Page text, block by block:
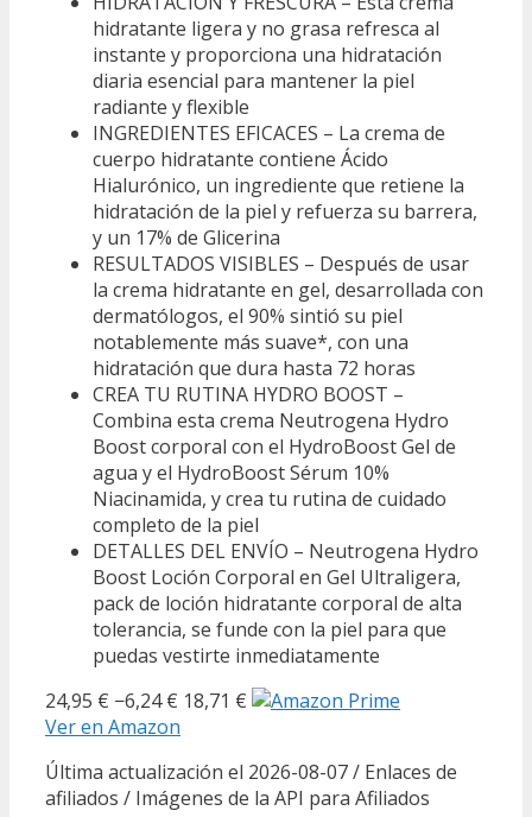
hidratante ligera y no grasa refresca al
instante y proporciona una hidratación
diaria esencial para mantener la piel
radiante y flexible
INGREDIENTES EFICACES – La crema de
cuerpo hidratante contiene Ácido
Hialurónico, un ingrediente que retiene la
hidratación de la piel y refuerza su barrera,
y un 17% de Glicerina
RESULTADOS VISIBLES – Después de usar
la crema hidratante en gel, desarrollada con
dermatólogos, el 90% sintió su piel
notablemente más suave*, con una
hidratación que dura hasta 72 horas
CREA TU RUTINA HYDRO BOOST –
Combina esta crema Neutrogena Hydro
Boost corporal con el HydroBoost Gel de
agua y el HydroBoost Sérum 10%
Niacinamida, y crea tu rutina de cuidado
completo de la piel
DETALLES DEL ENVÍO – Neutrogena Hydro
Boost Loción Corporal en Gel Ultraligera,
pack de loción hidratante corporal de alta
tolerancia, se funde con la piel para que
puedas vestirte inmediatamente
24,95 € −6,24 € 18,71 €
Ver en Amazon
Última actualización el 2026-08-07 / Enlaces de
afiliados / Imágenes de la API para Afiliados